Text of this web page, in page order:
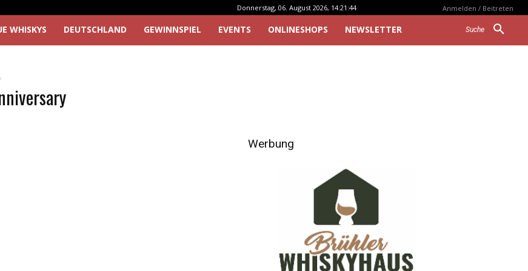
Donnerstag, 06. August 2026, 14:21:44 Anmelden / Beitreten
Suche
WHISKYS DEUTSCHLAND GEWINNSPIEL EVENTS ONLINESHOPS NEWSLETTER
Werbung